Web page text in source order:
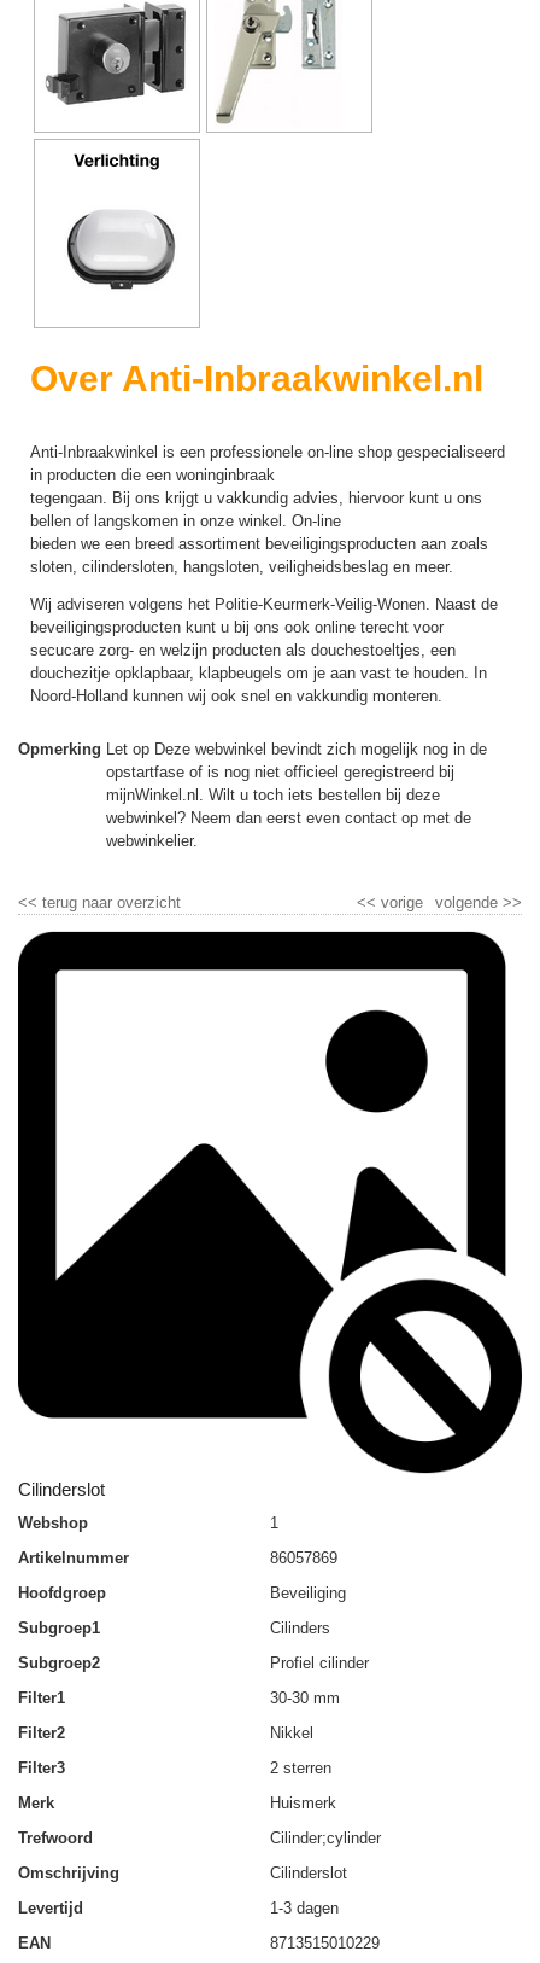
Over Anti-Inbraakwinkel.nl
Anti-Inbraakwinkel is een professionele on-line shop gespecialiseerd
in producten die een woninginbraak
tegengaan. Bij ons krijgt u vakkundig advies, hiervoor kunt u ons
bellen of langskomen in onze winkel. On-line
bieden we een breed assortiment beveiligingsproducten aan zoals
sloten, cilindersloten, hangsloten, veiligheidsbeslag en meer.
Wij adviseren volgens het Politie-Keurmerk-Veilig-Wonen. Naast de
beveiligingsproducten kunt u bij ons ook online terecht voor
secucare zorg- en welzijn producten als douchestoeltjes, een
douchezitje opklapbaar, klapbeugels om je aan vast te houden. In
Noord-Holland kunnen wij ook snel en vakkundig monteren.
Opmerking Let op Deze webwinkel bevindt zich mogelijk nog in de
opstartfase of is nog niet officieel geregistreerd bij
mijnWinkel.nl. Wilt u toch iets bestellen bij deze
webwinkel? Neem dan eerst even contact op met de
webwinkelier.
<< terug naar overzicht volgende >>
<< vorige
Cilinderslot
Webshop
1
Artikelnummer
86057869
Hoofdgroep
Beveiliging
Subgroep1
Cilinders
Subgroep2
Profiel cilinder
Filter1
30-30 mm
Filter2
Nikkel
Filter3
2 sterren
Merk
Huismerk
Trefwoord
Cilinder;cylinder
Omschrijving
Cilinderslot
Levertijd
1-3 dagen
EAN
8713515010229